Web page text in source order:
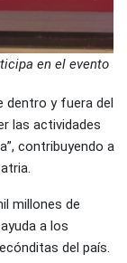
en el evento
dentro y fuera del
las actividades
contribuyendo a
millones de
a los
del país.